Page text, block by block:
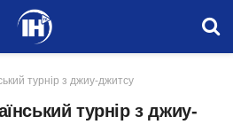
турнір з джиу-джитсу
турнір з джиу-